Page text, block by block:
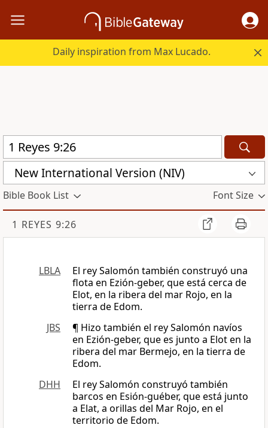
Daily inspiration from Max Lucado.
New International Version (NIV)
Bible Book List Font Size
1 REYES 9:26
LBLA
El rey Salomón también construyó una
flota en Ezión-geber, que está cerca de
Elot, en la ribera del mar Rojo, en la
tierra de Edom.
JBS
¶ Hizo también el rey Salomón navíos
en Ezión-geber, que es junto a Elot en la
ribera del mar Bermejo, en la tierra de
Edom.
DHH
El rey Salomón construyó también
barcos en Esión-guéber, que está junto
a Elat, a orillas del Mar Rojo, en el
territorio de Edom.